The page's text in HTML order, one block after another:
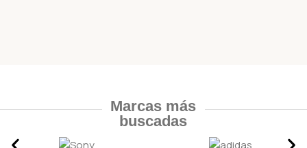
Marcas más
buscadas